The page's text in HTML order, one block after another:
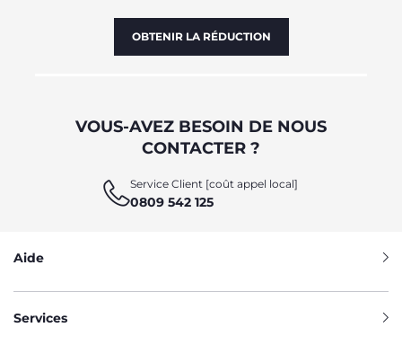
OBTENIR LA RÉDUCTION
VOUS-AVEZ BESOIN DE NOUS
CONTACTER ?
Service Client [coût appel local]
0809 542 125
Aide
Services